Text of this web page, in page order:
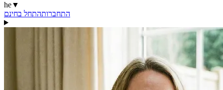
he▼
התחברותהתחל בחינם